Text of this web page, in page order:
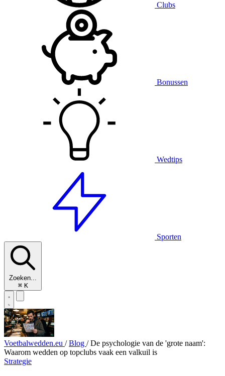
Clubs
Bonussen
Wedtips
Sporten
Zoeken...
⌘ K
Voetbalwedden.eu / Blog / De psychologie van de 'grote naam':
Waarom wedden op topclubs vaak een valkuil is
Strategie